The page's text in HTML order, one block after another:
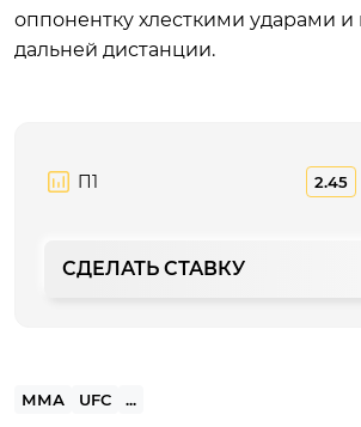
оппонентку хлесткими ударами и
дальней дистанции.
П1 2.45
СДЕЛАТЬ СТАВКУ
ММА UFC ...